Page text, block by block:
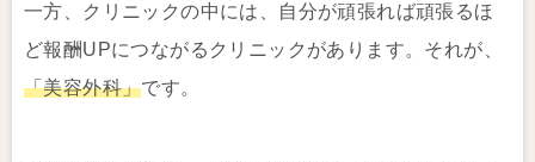
一方、クリニックの中には、自分が頑張れば頑張るほ
ど報酬UPにつながるクリニックがあります。それが、
「美容外科」です。